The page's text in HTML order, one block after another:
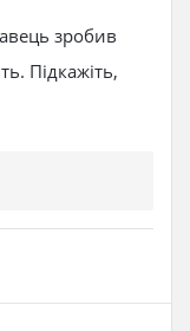
зробив
Підкажіть,